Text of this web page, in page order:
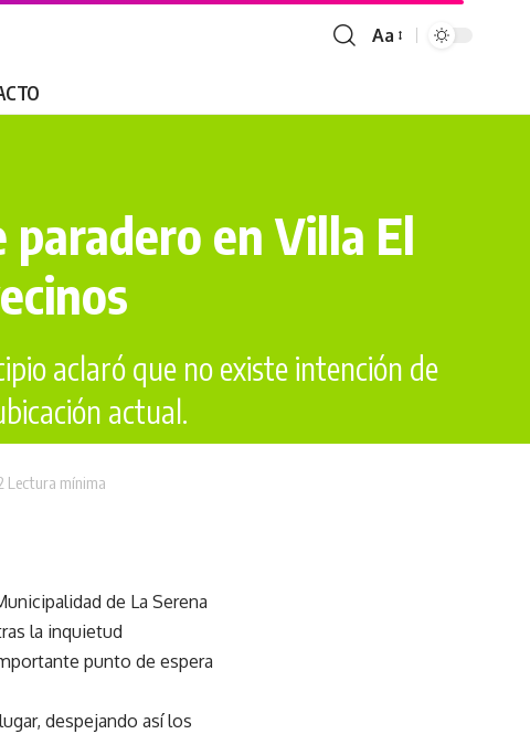
Aa
en Villa El
aclaró que no existe intención de
actual.
Lectura mínima
de La Serena
la inquietud
punto de espera
despejando así los